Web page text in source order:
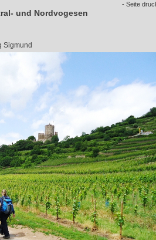
- Seite
und Nordvogesen
Sigmund